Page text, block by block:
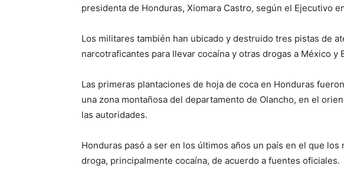
presidenta de Honduras, Xiomara Castro, según el Ejecutivo
Los militares también han ubicado y destruido tres pistas de
narcotraficantes para llevar cocaína y otras drogas a México y
Las primeras plantaciones de hoja de coca en Honduras
una zona montañosa del departamento de Olancho, en el
las autoridades.
Honduras pasó a ser en los últimos años un país en el que
droga, principalmente cocaína, de acuerdo a fuentes oficiales.